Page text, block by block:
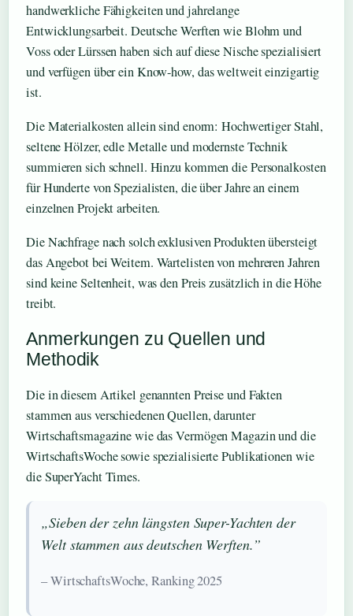
handwerkliche Fähigkeiten und jahrelange
Entwicklungsarbeit. Deutsche Werften wie Blohm und
Voss oder Lürssen haben sich auf diese Nische spezialisiert
und verfügen über ein Know-how, das weltweit einzigartig
ist.
Die Materialkosten allein sind enorm: Hochwertiger Stahl,
seltene Hölzer, edle Metalle und modernste Technik
summieren sich schnell. Hinzu kommen die Personalkosten
für Hunderte von Spezialisten, die über Jahre an einem
einzelnen Projekt arbeiten.
Die Nachfrage nach solch exklusiven Produkten übersteigt
das Angebot bei Weitem. Wartelisten von mehreren Jahren
sind keine Seltenheit, was den Preis zusätzlich in die Höhe
treibt.
Anmerkungen zu Quellen und
Methodik
Die in diesem Artikel genannten Preise und Fakten
stammen aus verschiedenen Quellen, darunter
Wirtschaftsmagazine wie das Vermögen Magazin und die
WirtschaftsWoche sowie spezialisierte Publikationen wie
die SuperYacht Times.
„Sieben der zehn längsten Super-Yachten der
Welt stammen aus deutschen Werften.”
– WirtschaftsWoche, Ranking 2025